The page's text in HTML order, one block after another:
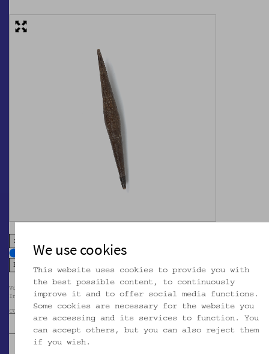
zoom in
Volkskundemuseum Wien / Foto: www.diekunstreproduzenten.com im Auftrag
Instituts für Sprachwissenschaft der Karl-Franzens-Universität Graz
CC BY-NC-SA
We use cookies
This website uses cookies to provide you with
the best possible content, to continuously
improve it and to offer social media functions.
Some cookies are necessary for the website you
are accessing and its services to function. You
can accept others, but you can also reject them
if you wish.